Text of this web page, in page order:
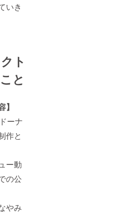
いき
ト
と
】
ーナ
作と
ー動
の公
やみ